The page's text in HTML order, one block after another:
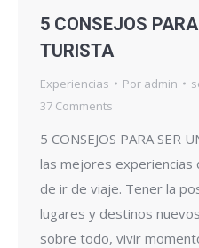
5 CONSEJOS
TURISTA
Experiencias Por admin
37 Comments
5 CONSEJOS PARA SER
las mejores
de ir de viaje. Tener la
lugares y destinos
sobre todo, vivir